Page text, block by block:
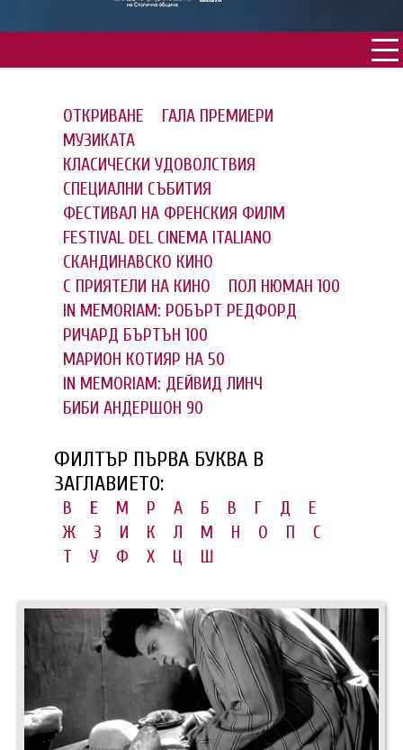
ОТКРИВАНЕ
ГАЛА ПРЕМИЕРИ
МУЗИКАТА
КЛАСИЧЕСКИ УДОВОЛСТВИЯ
СПЕЦИАЛНИ СЪБИТИЯ
ФЕСТИВАЛ НА ФРЕНСКИЯ ФИЛМ
FESTIVAL DEL CINEMA ITALIANO
СКАНДИНАВСКО КИНО
С ПРИЯТЕЛИ НА КИНО
ПОЛ НЮМАН 100
IN MEMORIAM: РОБЪРТ РЕДФОРД
РИЧАРД БЪРТЪН 100
МАРИОН КОТИЯР НА 50
IN MEMORIAM: ДЕЙВИД ЛИНЧ
БИБИ АНДЕРШОН 90
ФИЛТЪР ПЪРВА БУКВА В
ЗАГЛАВИЕТО:
B E M P А Б В Г Д
Е
Ж
З И К Л М Н О П
С
Т
У Ф Х Ц Ш